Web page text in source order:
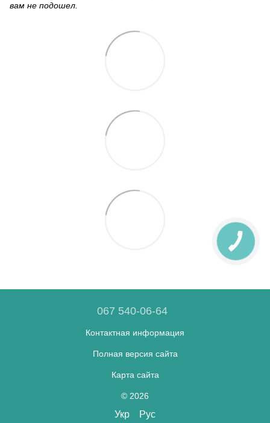
вам не подошел.
067 540-06-64
Контактная информация
Полная версия сайта
Карта сайта
© 2026
Укр Рус